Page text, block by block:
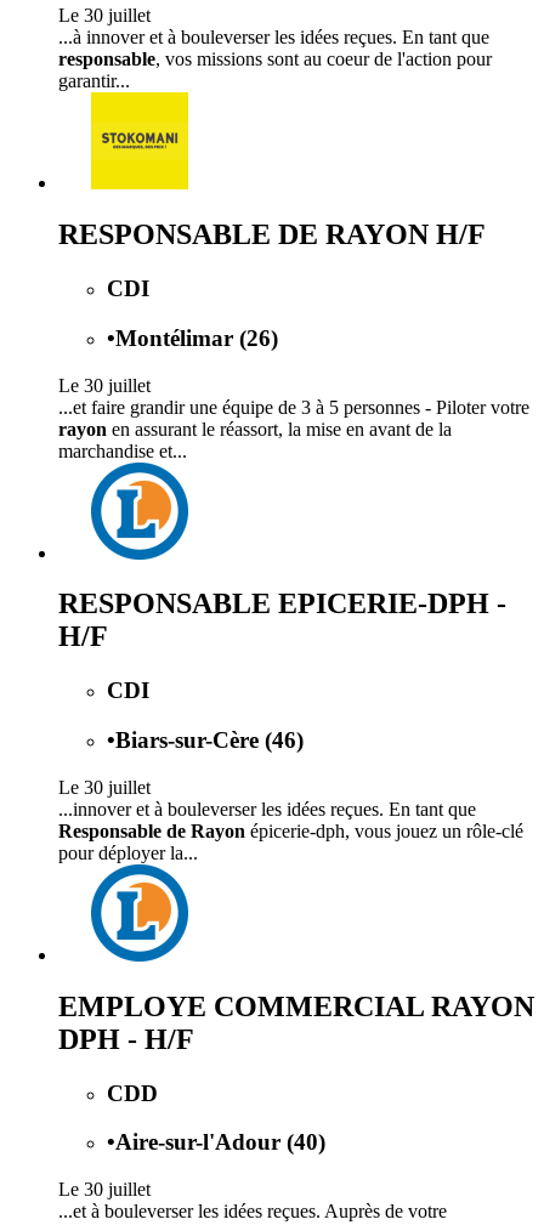
Le 30 juillet
...à innover et à bouleverser les idées reçues. En tant que
responsable, vos missions sont au coeur de l'action pour
garantir...
RESPONSABLE DE RAYON H/F
CDI
•Montélimar (26)
Le 30 juillet
...et faire grandir une équipe de 3 à 5 personnes - Piloter votre
rayon en assurant le réassort, la mise en avant de la
marchandise et...
RESPONSABLE EPICERIE-DPH -
H/F
CDI
•Biars-sur-Cère (46)
Le 30 juillet
...innover et à bouleverser les idées reçues. En tant que
Responsable de Rayon épicerie-dph, vous jouez un rôle-clé
pour déployer la...
EMPLOYE COMMERCIAL RAYON
DPH - H/F
CDD
•Aire-sur-l'Adour (40)
Le 30 juillet
...et à bouleverser les idées reçues. Auprès de votre